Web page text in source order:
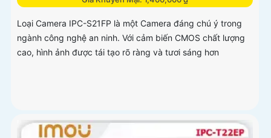
Loại Camera IPC-S21FP là một Camera đáng chú ý trong
ngành công nghệ an ninh. Với cảm biến CMOS chất lượng
cao, hình ảnh được tái tạo rõ ràng và tươi sáng hơn